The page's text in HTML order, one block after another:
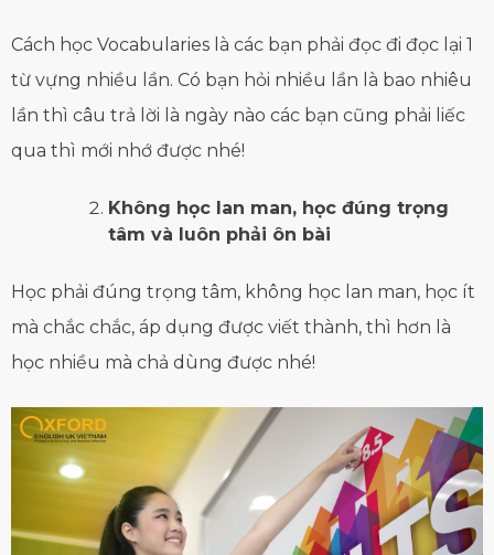
Cách học Vocabularies là các bạn phải đọc đi đọc lại 1
từ vựng nhiều lần. Có bạn hỏi nhiều lần là bao nhiêu
lần thì câu trả lời là ngày nào các bạn cũng phải liếc
qua thì mới nhớ được nhé!
Không học lan man, học đúng trọng
tâm và luôn phải ôn bài
Học phải đúng trọng tâm, không học lan man, học ít
mà chắc chắc, áp dụng được viết thành, thì hơn là
học nhiều mà chả dùng được nhé!